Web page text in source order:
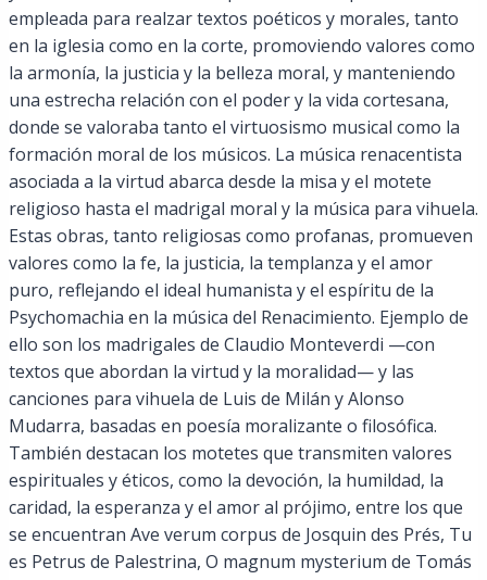
empleada para realzar textos poéticos y morales, tanto
en la iglesia como en la corte, promoviendo valores como
la armonía, la justicia y la belleza moral, y manteniendo
una estrecha relación con el poder y la vida cortesana,
donde se valoraba tanto el virtuosismo musical como la
formación moral de los músicos. La música renacentista
asociada a la virtud abarca desde la misa y el motete
religioso hasta el madrigal moral y la música para vihuela.
Estas obras, tanto religiosas como profanas, promueven
valores como la fe, la justicia, la templanza y el amor
puro, reflejando el ideal humanista y el espíritu de la
Psychomachia en la música del Renacimiento. Ejemplo de
ello son los madrigales de Claudio Monteverdi —con
textos que abordan la virtud y la moralidad— y las
canciones para vihuela de Luis de Milán y Alonso
Mudarra, basadas en poesía moralizante o filosófica.
También destacan los motetes que transmiten valores
espirituales y éticos, como la devoción, la humildad, la
caridad, la esperanza y el amor al prójimo, entre los que
se encuentran Ave verum corpus de Josquin des Prés, Tu
es Petrus de Palestrina, O magnum mysterium de Tomás